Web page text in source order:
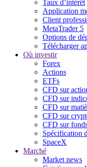
Taux d’intérêt
Application
Client
MetaTrader 5
Options de
Télécharger
Où investir
Forex
Actions
ETFs
CFD sur
CFD sur
CFD sur
CFD sur
CFD sur
Spécification
SpaceX
Marché
Market news